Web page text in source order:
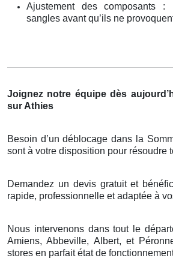
Ajustement des composants :
sangles avant qu’ils ne
Joignez notre équipe dès
sur Athies
Besoin d’un déblocage dans la
sontà votre disposition pour résoudre
Demandez un devis gratuit et
rapide, professionnelle et adaptée à
Nous intervenons dans tout le
Amiens, Abbeville, Albert, et
stores en parfait état de